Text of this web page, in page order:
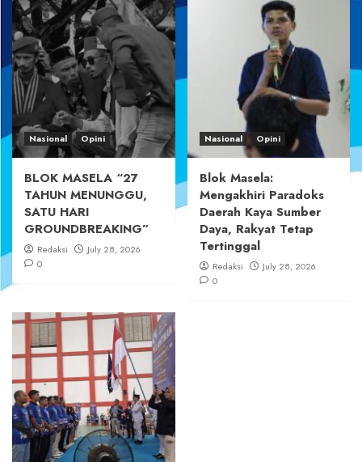
Nasional Opini
BLOK MASELA “27
TAHUN MENUNGGU,
SATU HARI
GROUNDBREAKING”
Redaksi
July 28, 2026
0
Nasional Opini
Blok Masela:
Mengakhiri Paradoks
Daerah Kaya Sumber
Daya, Rakyat Tetap
Tertinggal
Redaksi
July 28, 2026
0